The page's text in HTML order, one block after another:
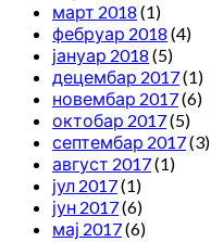
март 2018 (1)
фебруар 2018 (4)
јануар 2018 (5)
децембар 2017(1)
новембар 2017(6)
октобар 2017(5)
септембар 2017(3)
август 2017(1)
јул 2017(1)
јун 2017(6)
мај 2017(6)